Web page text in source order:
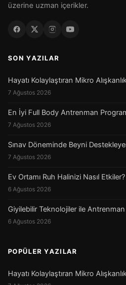
üzerine uzman içerikler.
SON YAZILAR
Hayatı Kolaylaştıran Mikro
7 Ağustos 2026
En İyi Full Body Antrenman
7 Ağustos 2026
Sınav Döneminde Beyni
7 Ağustos 2026
Ev Ortamı Ruh Halinizi Nasıl Etkiler?
6 Ağustos 2026
Giyilebilir Teknolojiler ile
6 Ağustos 2026
POPÜLER YAZILAR
Hayatı Kolaylaştıran Mikro